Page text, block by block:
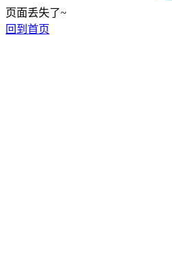
页面丢失了~
回到首页